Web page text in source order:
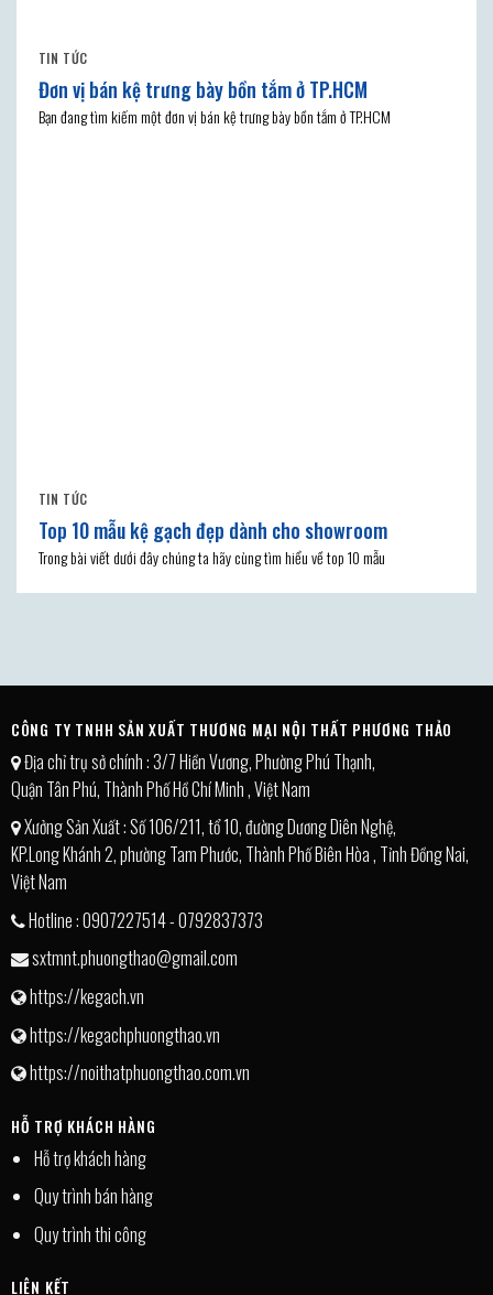
TIN TỨC
Đơn vị bán kệ trưng bày bồn tắm ở TP.HCM
Bạn đang tìm kiếm một đơn vị bán kệ trưng bày bồn tắm ở TP.HCM
TIN TỨC
Top 10 mẫu kệ gạch đẹp dành cho showroom
Trong bài viết dưới đây chúng ta hãy cùng tìm hiểu về top 10 mẫu
CÔNG TY TNHH SẢN XUẤT THƯƠNG MẠI NỘI THẤT PHƯƠNG THẢO
Địa chỉ trụ sở chính : 3/7 Hiền Vương, Phường Phú Thạnh,
Quận Tân Phú, Thành Phố Hồ Chí Minh , Việt Nam
Xưởng Sản Xuất : Số 106/211, tổ 10, đường Dương Diên Nghệ,
KP.Long Khánh 2, phường Tam Phước, Thành Phố Biên Hòa , Tỉnh Đồng Nai,
Việt Nam
Hotline : 0907227514 - 0792837373
sxtmnt.phuongthao@gmail.com
https://kegach.vn
https://kegachphuongthao.vn
https://noithatphuongthao.com.vn
HỖ TRỢ KHÁCH HÀNG
Hỗ trợ khách hàng
Quy trình bán hàng
Quy trình thi công
LIÊN KẾT